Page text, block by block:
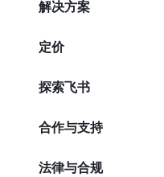
解决方案
定价
探索飞书
合作与支持
法律与合规